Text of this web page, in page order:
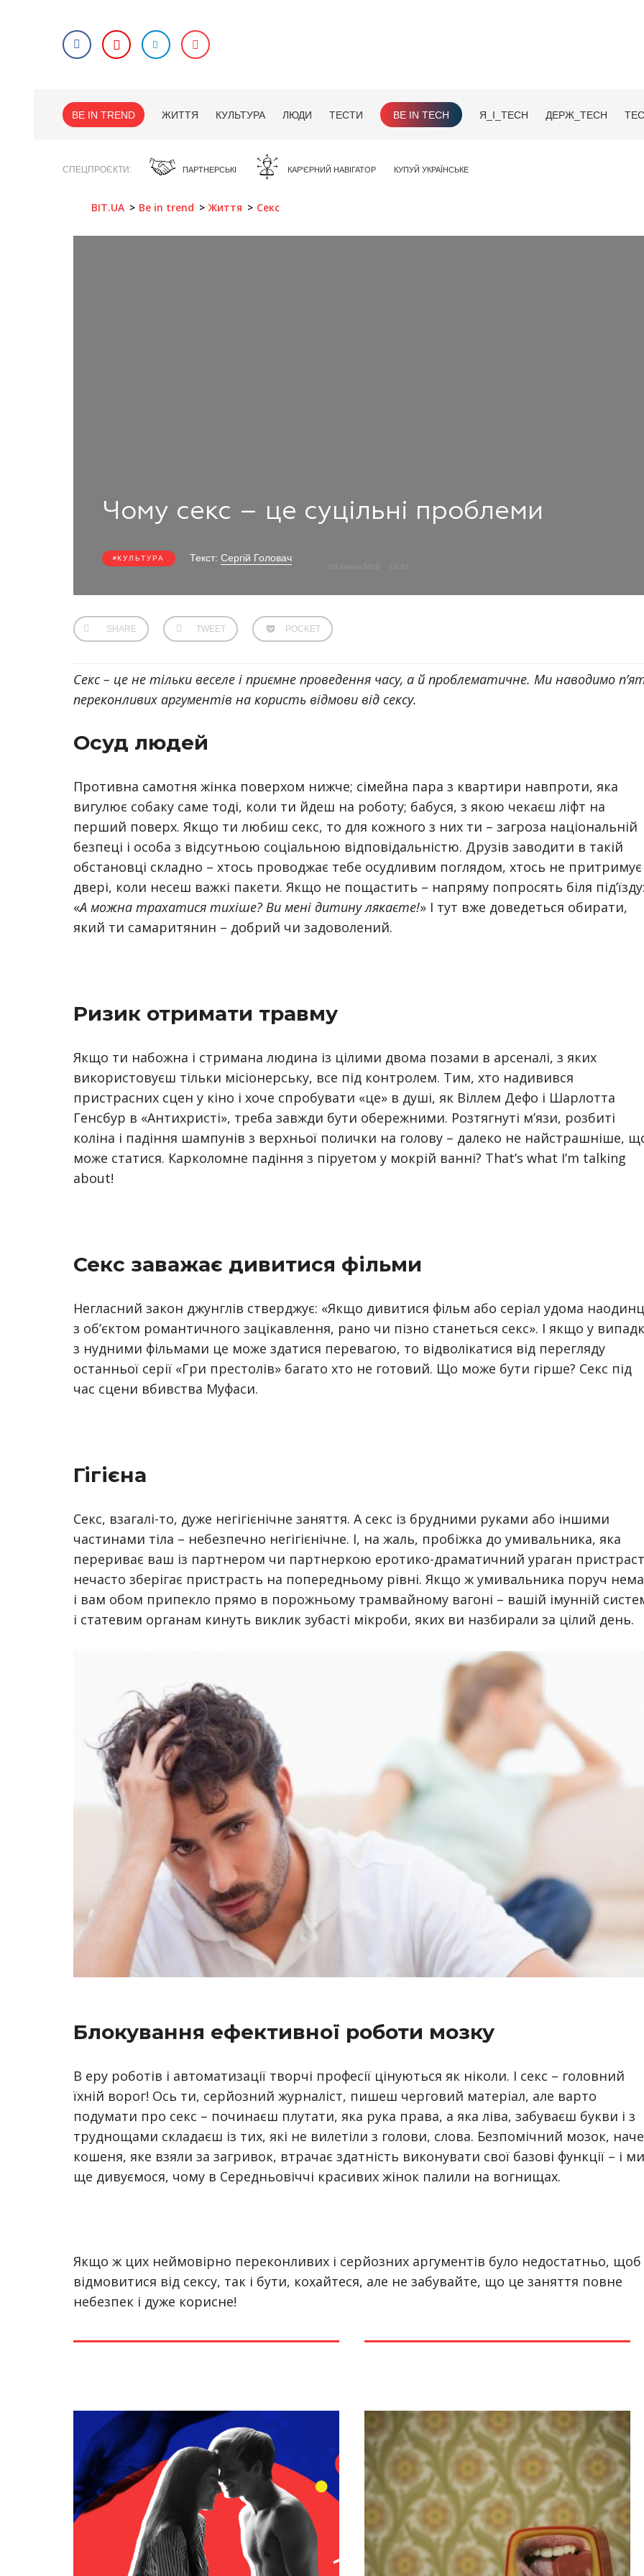
BE IN TREND ЖИТТЯ КУЛЬТУРА ЛЮДИ ТЕСТИ BE IN TECH Я_І_TECH ДЕРЖ_TECH
СПЕЦПРОЄКТИ ПАРТНЕРСЬКІ КАР'ЄРНИЙ НАВІГАТОР КУПУЙ УКРАЇНСЬКЕ
BIT.UA Be in trend Життя Секс
Чому секс – це суцільні проблеми
КУЛЬТУРА Текст: Сергій Головач
SHARE TWEET POCKET
Секс – це не тільки веселе і приємне проведення часу, а й проблематичне. Ми наводимо
переконливих аргументів на користь відмови від сексу.
Осуд людей
Противна самотня жінка поверхом нижче; сімейна пара з квартири навпроти, яка
вигулює собаку саме тоді, коли ти йдеш на роботу; бабуся, з якою чекаєш ліфт на
перший поверх. Якщо ти любиш секс, то для кожного з них ти – загроза національній
безпеці і особа з відсутньою соціальною відповідальністю. Друзів заводити в такій
обстановці складно – хтось проводжає тебе осудливим поглядом, хтось не притримує
двері, коли несеш важкі пакети. Якщо не пощастить – напряму попросять біля
«А можна трахатися тихіше? Ви мені дитину лякаєте!» І тут вже доведеться обирати,
який ти самаритянин – добрий чи задоволений.
Ризик отримати травму
Якщо ти набожна і стримана людина із цілими двома позами в арсеналі, з яких
використовуєш тільки місіонерську, все під контролем. Тим, хто надивився
пристрасних сцен у кіно і хоче спробувати «це» в душі, як Віллем Дефо і Шарлотта
Генсбур в «Антихристі», треба завжди бути обережними. Розтягнуті м’язи, розбиті
коліна і падіння шампунів з верхньої полички на голову – далеко не найстрашніше,
може статися. Карколомне падіння з піруетом у мокрій ванні? That’s what I’m talking
about!
Секс заважає дивитися фільми
Негласний закон джунглів стверджує: «Якщо дивитися фільм або серіал удома
з об’єктом романтичного зацікавлення, рано чи пізно станеться секс». І якщо у
з нудними фільмами це може здатися перевагою, то відволікатися від перегляду
останньої серії «Гри престолів» багато хто не готовий. Що може бути гірше? Секс під
час сцени вбивства Муфаси.
Гігієна
Секс, взагалі-то, дуже негігієнічне заняття. А секс із брудними руками або іншими
частинами тіла – небезпечно негігієнічне. І, на жаль, пробіжка до умивальника, яка
перериває ваш із партнером чи партнеркою еротико-драматичний ураган
нечасто зберігає пристрасть на попередньому рівні. Якщо ж умивальника поруч
і вам обом припекло прямо в порожньому трамвайному вагоні – вашій імунній
і статевим органам кинуть виклик зубасті мікроби, яких ви назбирали за цілий день.
Блокування ефективної роботи мозку
В еру роботів і автоматизації творчі професії цінуються як ніколи. І секс – головний
їхній ворог! Ось ти, серйозний журналіст, пишеш черговий матеріал, але варто
подумати про секс – починаєш плутати, яка рука права, а яка ліва, забуваєш букви і з
труднощами складаєш із тих, які не вилетіли з голови, слова. Безпомічний мозок, наче
кошеня, яке взяли за загривок, втрачає здатність виконувати свої базові функції – і ми
ще дивуємося, чому в Середньовіччі красивих жінок палили на вогнищах.
Якщо ж цих неймовірно переконливих і серйозних аргументів було недостатньо, щоб
відмовитися від сексу, так і бути, кохайтеся, але не забувайте, що це заняття повне
небезпек і дуже корисне!